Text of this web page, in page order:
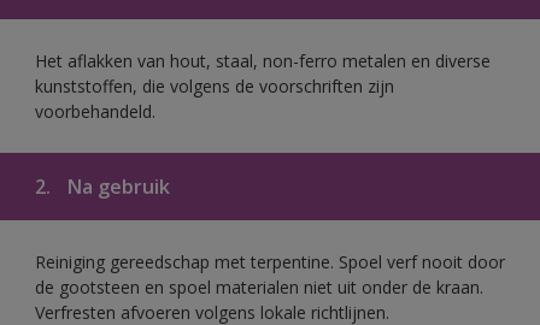
Het aflakken van hout, staal, non-ferro metalen en diverse
kunststoffen, die volgens de voorschriften zijn
voorbehandeld.
2. Na gebruik
Reiniging gereedschap met terpentine. Spoel verf nooit door
de gootsteen en spoel materialen niet uit onder de kraan.
Verfresten afvoeren volgens lokale richtlijnen.